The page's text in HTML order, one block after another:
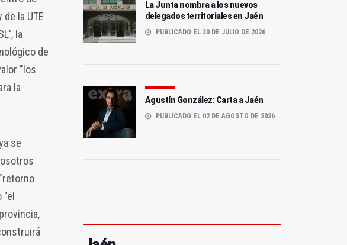
la UTE
la
de
"los
la
se
La Junta nombra a los nuevos
delegados territoriales en Jaén
PUBLICADO EL 30 DE JULIO DE 2026
Agustín González: Carta a Jaén
PUBLICADO EL 02 DE AGOSTO DE 2026